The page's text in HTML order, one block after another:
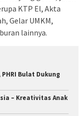
KTP El, Akta
Gelar UMKM,
lainnya.
Bulat Dukung
– Kreativitas Anak